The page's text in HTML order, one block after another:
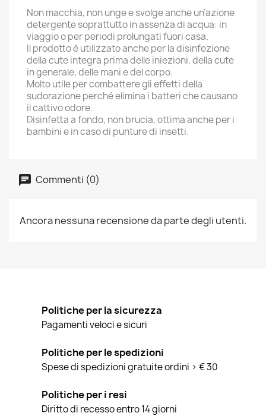
Non macchia, non unge e svolge anche un’azione
detergente soprattutto in assenza di acqua: in
viaggio o per periodi prolungati fuori casa.
Il prodotto è utilizzato anche per la disinfezione
della cute integra prima delle iniezioni, della cute
in generale, delle mani e del corpo.
Molto utile per combattere gli effetti della
sudorazione perché elimina i batteri che causano
il cattivo odore.
Disinfetta a fondo, non brucia, ottima anche per i
bambini e in caso di punture di insetti.
Commenti (0)
Ancora nessuna recensione da parte degli utenti.
Politiche per la sicurezza
Pagamenti veloci e sicuri
Politiche per le spedizioni
Spese di spedizioni gratuite ordini > € 30
Politiche per i resi
Diritto di recesso entro 14 giorni